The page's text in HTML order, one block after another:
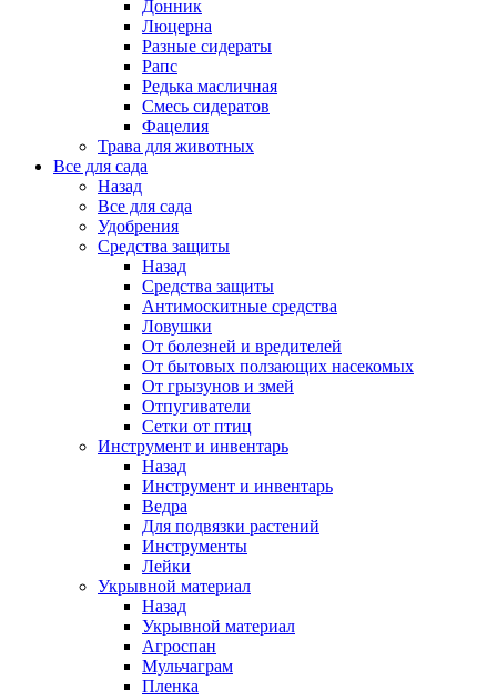
Донник
Люцерна
Разные сидераты
Рапс
Редька масличная
Смесь сидератов
Фацелия
Трава для животных
Все для сада
Назад
Все для сада
Удобрения
Средства защиты
Назад
Средства защиты
Антимоскитные средства
Ловушки
От болезней и вредителей
От бытовых ползающих насекомых
От грызунов и змей
Отпугиватели
Сетки от птиц
Инструмент и инвентарь
Назад
Инструмент и инвентарь
Ведра
Для подвязки растений
Инструменты
Лейки
Укрывной материал
Назад
Укрывной материал
Агроспан
Мульчаграм
Пленка